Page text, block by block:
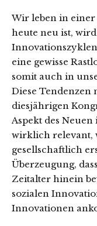
Wir leben in einer
heute neu ist,
eine gewisse
somit auch in
Diese
diesjährigen
Aspekt des
wirklich relevant,
gesellschaftlich
Überzeugung,
Zeitalter hinein
sozialen
Innovationen